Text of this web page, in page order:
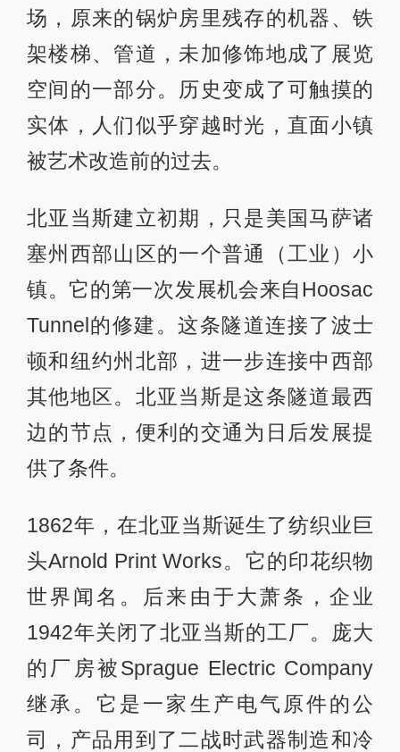
场，原来的锅炉房里残存的机器、铁
架楼梯、管道，未加修饰地成了展览
空间的一部分。历史变成了可触摸的
实体，人们似乎穿越时光，直面小镇
被艺术改造前的过去。
北亚当斯建立初期，只是美国马萨诸
塞州西部山区的一个普通（工业）小
镇。它的第一次发展机会来自Hoosac
Tunnel的修建。这条隧道连接了波士
顿和纽约州北部，进一步连接中西部
其他地区。北亚当斯是这条隧道最西
边的节点，便利的交通为日后发展提
供了条件。
1862年，在北亚当斯诞生了纺织业巨
头Arnold Print Works。它的印花织物
世界闻名。后来由于大萧条，企业
1942年关闭了北亚当斯的工厂。庞大
的厂房被Sprague Electric Company
继承。它是一家生产电气原件的公
司，产品用到了二战时武器制造和冷